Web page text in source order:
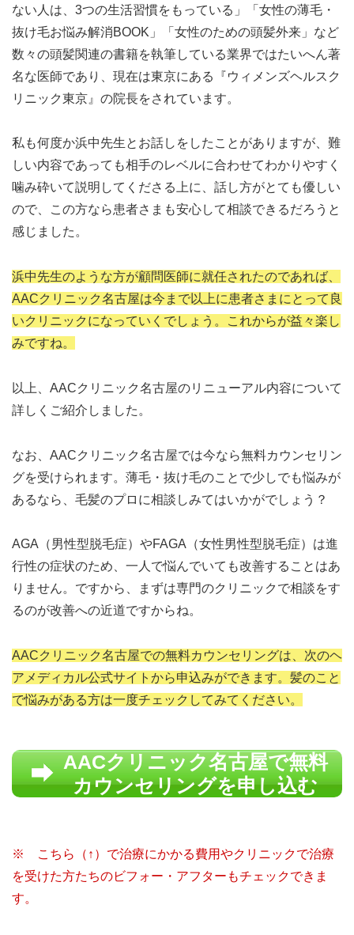
ない人は、3つの生活習慣をもっている」「女性の薄毛・
抜け毛お悩み解消BOOK」「女性のための頭髪外来」など
数々の頭髪関連の書籍を執筆している業界ではたいへん著
名な医師であり、現在は東京にある『ウィメンズヘルスク
リニック東京』の院長をされています。
私も何度か浜中先生とお話しをしたことがありますが、難
しい内容であっても相手のレベルに合わせてわかりやすく
噛み砕いて説明してくださる上に、話し方がとても優しい
ので、この方なら患者さまも安心して相談できるだろうと
感じました。
浜中先生のような方が顧問医師に就任されたのであれば、
AACクリニック名古屋は今まで以上に患者さまにとって良
いクリニックになっていくでしょう。これからが益々楽し
みですね。
以上、AACクリニック名古屋のリニューアル内容について
詳しくご紹介しました。
なお、AACクリニック名古屋では今なら無料カウンセリン
グを受けられます。薄毛・抜け毛のことで少しでも悩みが
あるなら、毛髪のプロに相談しみてはいかがでしょう？
AGA（男性型脱毛症）やFAGA（女性男性型脱毛症）は進
行性の症状のため、一人で悩んでいても改善することはあ
りません。ですから、まずは専門のクリニックで相談をす
るのが改善への近道ですからね。
AACクリニック名古屋での無料カウンセリングは、次のヘ
アメディカル公式サイトから申込みができます。髪のこと
で悩みがある方は一度チェックしてみてください。
AACクリニック名古屋で無料
カウンセリングを申し込む
※ こちら（↑）で治療にかかる費用やクリニックで治療
を受けた方たちのビフォー・アフターもチェックできま
す。